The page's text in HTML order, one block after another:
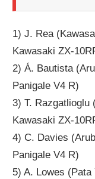
1) J. Rea
Kawasaki ZX-
2) Á. Bautista
Panigale V4 R)
3) T. Razgatlioglu
Kawasaki ZX-
4) C. Davies
Panigale V4 R)
5) A. Lowes (Pata